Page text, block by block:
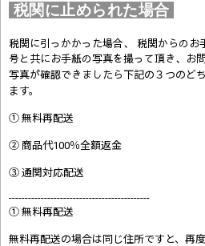
税関に止められた場合
税関に引っかかった場合、 税関からのお
号と共にお手紙の写真を撮って頂き、お
写真が確認できましたら 下記の３つのど
ます。
① 無料再配送
② 商品代100％全額返金
③ 通関対応配送
--------------------------------------------
① 無料再配送
無料再配送の場合は同じ住所ですと、再